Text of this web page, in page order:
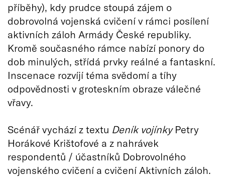
příběhy), kdy prudce stoupá zájem o
dobrovolná vojenská cvičení v rámci posílení
aktivních záloh Armády České republiky.
Kromě současného rámce nabízí ponory do
dob minulých, střídá prvky reálné a fantaskní.
Inscenace rozvíjí téma svědomí a tíhy
odpovědnosti v groteskním obraze válečné
vřavy.
Scénář vychází z textu Deník vojínkyPetry
Horákové Krištofové a z nahrávek
respondentů / účastníků Dobrovolného
vojenského cvičení a cvičení Aktivních záloh.